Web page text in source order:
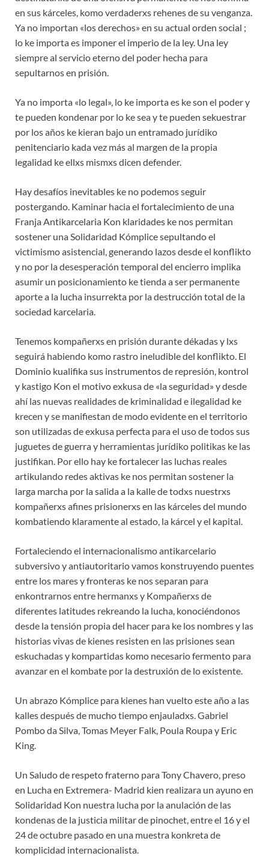
en sus kárceles, komo verdaderxs rehenes de su venganza.
Ya no importan «los derechos» en su actual orden social ;
lo ke importa es imponer el imperio de la ley. Una ley
siempre al servicio eterno del poder hecha para
sepultarnos en prisión.
Ya no importa «lo legal», lo ke importa es ke son el poder y
te pueden kondenar por lo ke sea y te pueden sekuestrar
por los años ke kieran bajo un entramado jurídiko
penitenciario kada vez más al margen de la propia
legalidad ke ellxs mismxs dicen defender.
Hay desafíos inevitables ke no podemos seguir
postergando. Kaminar hacia el fortalecimiento de una
Franja Antikarcelaria Kon klaridades ke nos permitan
sostener una Solidaridad Kómplice sepultando el
victimismo asistencial, generando lazos desde el konflikto
y no por la desesperación temporal del encierro implika
asumir un posicionamiento ke tienda a ser permanente
aporte a la lucha insurrekta por la destrucción total de la
sociedad karcelaria.
Tenemos kompañerxs en prisión durante dékadas y lxs
seguirá habiendo komo rastro ineludible del konflikto. El
Dominio kualifika sus instrumentos de represión, kontrol
y kastigo Kon el motivo exkusa de «la seguridad» y desde
ahí las nuevas realidades de kriminalidad e ilegalidad ke
krecen y se manifiestan de modo evidente en el territorio
son utilizadas de exkusa perfecta para el uso de todos sus
juguetes de guerra y herramientas jurídiko politikas ke las
justifikan. Por ello hay ke fortalecer las luchas reales
artikulando redes aktivas ke nos permitan sostener la
larga marcha por la salida a la kalle de todxs nuestrxs
kompañerxs afines prisionerxs en las kárceles del mundo
kombatiendo klaramente al estado, la kárcel y el kapital.
Fortaleciendo el internacionalismo antikarcelario
subversivo y antiautoritario vamos konstruyendo puentes
entre los mares y fronteras ke nos separan para
enkontrarnos entre hermanxs y Kompañerxs de
diferentes latitudes rekreando la lucha, konociéndonos
desde la tensión propia del hacer para ke los nombres y las
historias vivas de kienes resisten en las prisiones sean
eskuchadas y kompartidas komo necesario fermento para
avanzar en el kombate por la destruxión de lo existente.
Un abrazo Kómplice para kienes han vuelto este año a las
kalles después de mucho tiempo enjauladxs. Gabriel
Pombo da Silva, Tomas Meyer Falk, Poula Roupa y Eric
King.
Un Saludo de respeto fraterno para Tony Chavero, preso
en Lucha en Extremera- Madrid kien realizara un ayuno en
Solidaridad Kon nuestra lucha por la anulación de las
kondenas de la justicia militar de pinochet, entre el 16 y el
24 de octubre pasado en una muestra konkreta de
komplicidad internacionalista.